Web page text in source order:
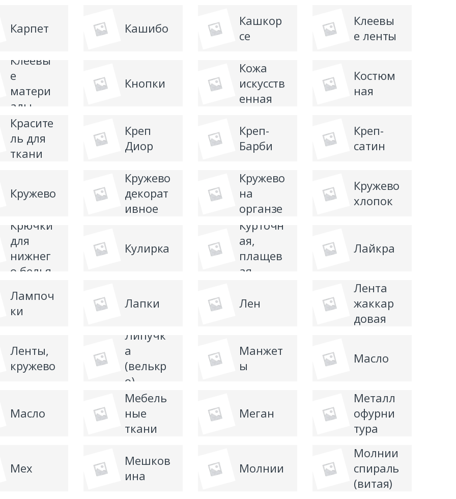
Карпет Кашибо
Кашкор
се
Клеевы
е ленты
Клеевы
е
матери
алы
Кнопки
Кожа
искусств
енная
Костюм
ная
Красите
ль для
ткани
Креп
Диор
Креп-
Барби
Креп-
сатин
Кружево
Кружево
декорат
ивное
Кружево
на
органзе
Кружево
хлопок
Крючки
для
нижнег
о белья
Кулирка
Курточн
ая,
плащев
ая
Лайкра
Лампоч
ки
Лапки Лен
Лента
жаккар
довая
Ленты,
кружево
Липучк
а
(велькр
о)
Манжет
ы
Масло
Масло
Мебель
ные
ткани
Меган
Металл
офурни
тура
Мех
Мешков
ина
Молнии
Молнии
спираль
(витая)